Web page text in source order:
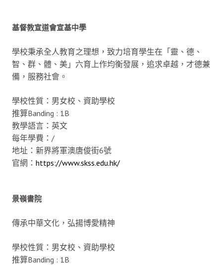
基督教宣道會宣基中學
學校秉承全人教育之理想，致力培育學生在「靈、德、
智、群、體、美」六育上作均衡發展，追求卓越，才德兼
備，服務社會。
學校性質：男女校、資助學校
推算Banding : 1B
教學語言：英文
每年學費：/
地址：新界將軍澳唐俊街6號
官網： https://www.skss.edu.hk/
景嶺書院
傳承中華文化，弘揚博愛精神
學校性質：男女校、資助學校
推算Banding : 1B